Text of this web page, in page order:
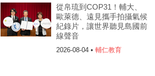
從帛琉到COP31！輔大、
歐萊德、遠見攜手拍攝氣候
紀錄片，讓世界聽見島國前
線聲音
2026-08-04 • 輔仁教育